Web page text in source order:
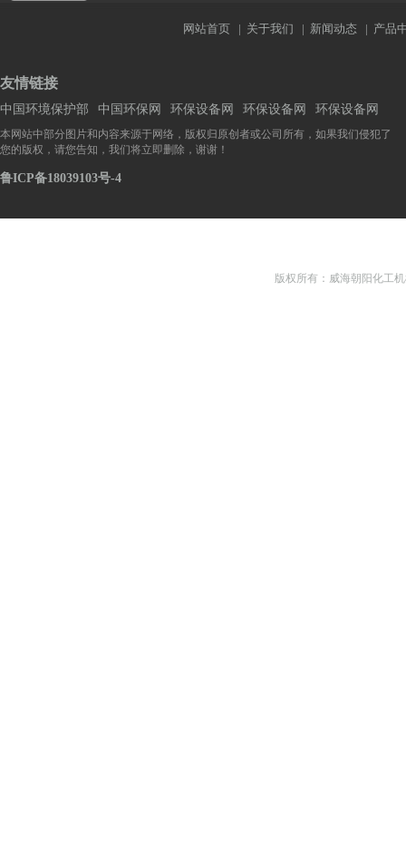
网站首页 | 关于我们 | 新闻动态 | 产品
友情链接
中国环境保护部 中国环保网 环保设备网 环保设备网 环保设备网
本网站中部分图片和内容来源于网络，版权归原创者或公司所有，如果我们侵犯了
您的版权，请您告知，我们将立即删除，谢谢！
鲁ICP备18039103号-4
版权所有：威海朝阳化工